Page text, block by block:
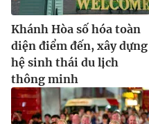
Khánh Hòa số hóa toàn
diện điểm đến, xây dựng
hệ sinh thái du lịch
thông minh